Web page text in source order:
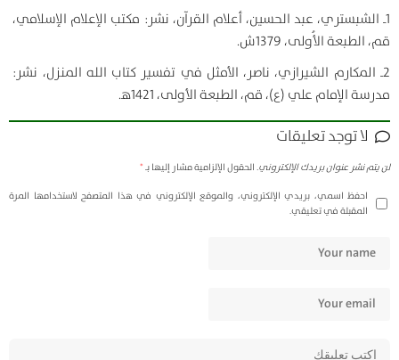
1ـ الشبستري، عبد الحسين، أعلام القرآن، نشر: مكتب الإعلام الإسلامي،
قم، الطبعة الأُولى، 1379ش.
2ـ المكارم الشيرازي، ناصر، الأمثل في تفسير كتاب الله المنزل، نشر:
مدرسة الإمام علي (ع)، قم، الطبعة الأولى، 1421ه‍.
لا توجد تعليقات
لن يتم نشر عنوان بريدك الإلكتروني.الحقول الإلزامية مشار إليها بـ*
احفظ اسمي، بريدي الإلكتروني، والموقع الإلكتروني في هذا المتصفح لاستخدامها المرة
المقبلة في تعليقي.